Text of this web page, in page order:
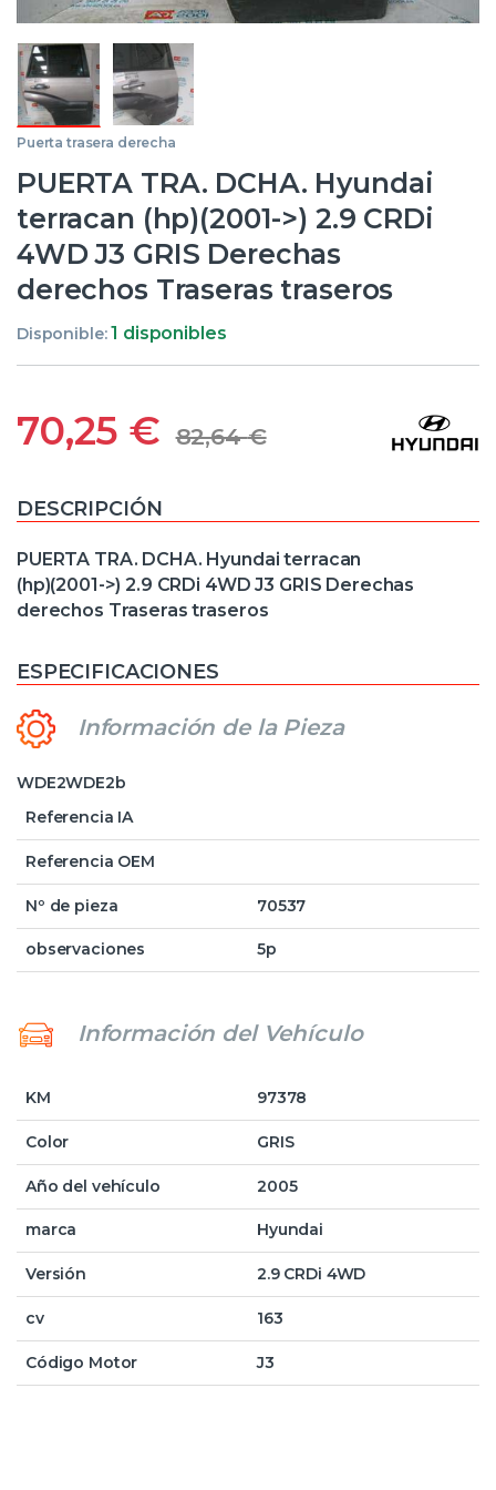
Puerta trasera derecha
PUERTA TRA. DCHA. Hyundai
terracan (hp)(2001->) 2.9 CRDi
4WD J3 GRIS Derechas
derechos Traseras traseros
Disponible:1 disponibles
70,25 € 82,64€
DESCRIPCIÓN
PUERTA TRA. DCHA. Hyundai terracan
(hp)(2001->) 2.9 CRDi 4WD J3 GRIS Derechas
derechos Traseras traseros
ESPECIFICACIONES
Información de la Pieza
WDE2WDE2b
Referencia IA
Referencia OEM
Nº de pieza 70537
observaciones 5p
Información del Vehículo
KM 97378
Color GRIS
Año del vehículo 2005
marca Hyundai
Versión 2.9 CRDi 4WD
cv 163
Código Motor J3